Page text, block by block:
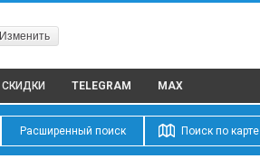
Изменить
СКИДКИ TELEGRAM MAX
Расширенный поиск Поиск по карте